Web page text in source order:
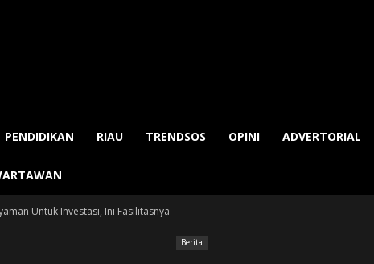
PENDIDIKAN RIAU TRENDSOS OPINI ADVERTORIAL
Untuk Investasi, Ini Fasilitasnya
Berita